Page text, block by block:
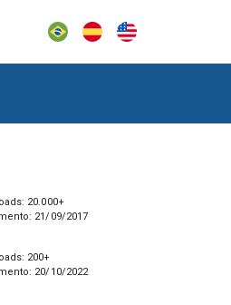
20.000+
21/09/2017
200+
20/10/2022